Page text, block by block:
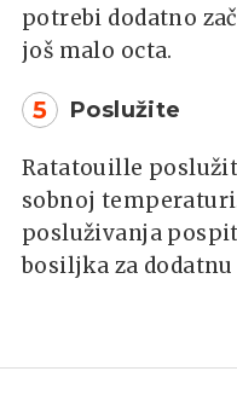
potrebi dodatno
još malo octa.
5 Poslužite
Ratatouille
sobnoj
posluživanja
bosiljka za